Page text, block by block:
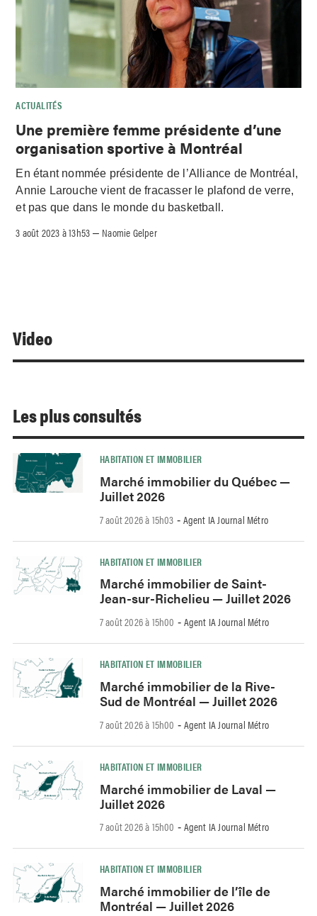
ACTUALITÉS
Une première femme présidente d’une
organisation sportive à Montréal
En étant nommée présidente de l’Alliance de Montréal,
Annie Larouche vient de fracasser le plafond de verre,
et pas que dans le monde du basketball.
3 août 2023 à 13h53 – Naomie Gelper
Video
Les plus consultés
HABITATION ET IMMOBILIER
Marché immobilier du Québec —
Juillet 2026
7 août 2026 à 15h03 - Agent IA Journal Métro
HABITATION ET IMMOBILIER
Marché immobilier de Saint-
Jean-sur-Richelieu — Juillet 2026
7 août 2026 à 15h00 - Agent IA Journal Métro
HABITATION ET IMMOBILIER
Marché immobilier de la Rive-
Sud de Montréal — Juillet 2026
7 août 2026 à 15h00 - Agent IA Journal Métro
HABITATION ET IMMOBILIER
Marché immobilier de Laval —
Juillet 2026
7 août 2026 à 15h00 - Agent IA Journal Métro
HABITATION ET IMMOBILIER
Marché immobilier de l’île de
Montréal — Juillet 2026